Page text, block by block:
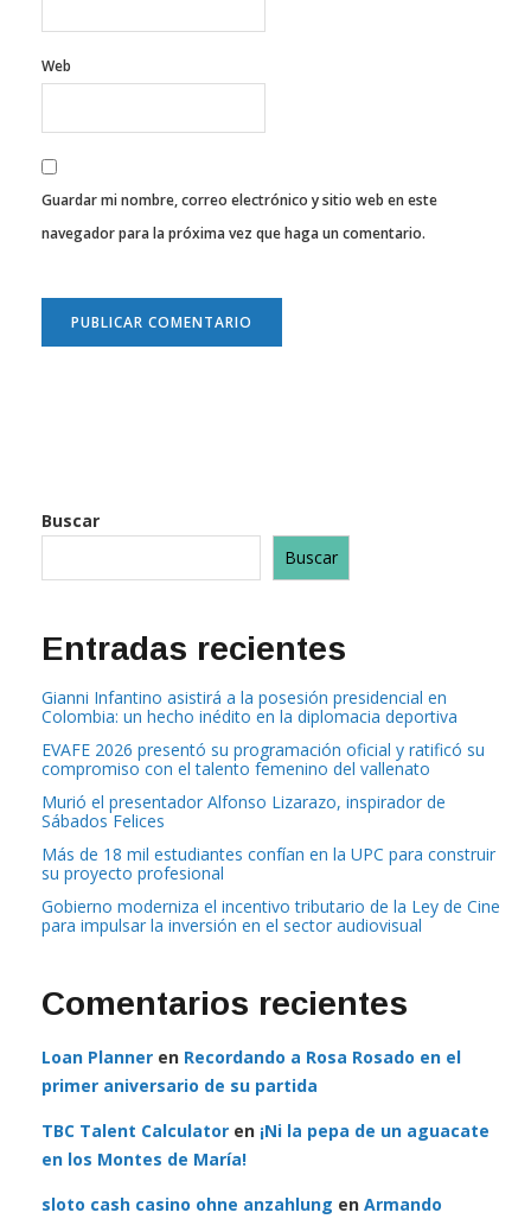
Web
Guardar mi nombre, correo electrónico y sitio web en este
navegador para la próxima vez que haga un comentario.
Buscar
Buscar
Entradas recientes
Gianni Infantino asistirá a la posesión presidencial en
Colombia: un hecho inédito en la diplomacia deportiva
EVAFE 2026 presentó su programación oficial y ratificó su
compromiso con el talento femenino del vallenato
Murió el presentador Alfonso Lizarazo, inspirador de
Sábados Felices
Más de 18 mil estudiantes confían en la UPC para construir
su proyecto profesional
Gobierno moderniza el incentivo tributario de la Ley de Cine
para impulsar la inversión en el sector audiovisual
Comentarios recientes
Loan Planner en Recordando a Rosa Rosado en el
primer aniversario de su partida
TBC Talent Calculator en ¡Ni la pepa de un aguacate
en los Montes de María!
sloto cash casino ohne anzahlung en Armando